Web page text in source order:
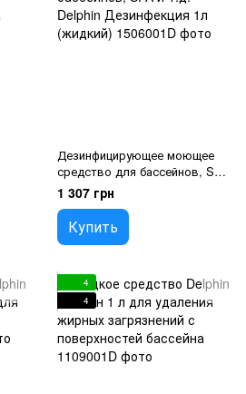
Дезинфицирующее моющее
средство для бассейнов, SPA
и т.д. Delphin Дезинфекция 1л
(жидкий)
1 307 грн
Купить
4
4